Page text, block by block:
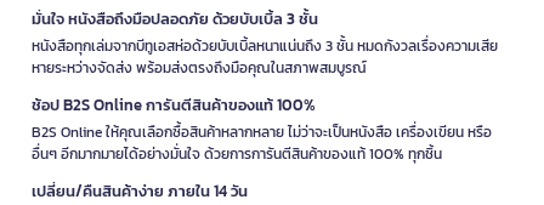
มั่นใจ หนังสือถึงมือปลอดภัย ด้วยบับเบิ้ล 3 ชั้น
หนังสือทุกเล่มจากบีทูเอสห่อด้วยบับเบิ้ลหนาแน่นถึง 3 ชั้น หมดกังวลเรื่องความเสีย
หายระหว่างจัดส่ง พร้อมส่งตรงถึงมือคุณในสภาพสมบูรณ์
ช้อป B2S Online การันตีสินค้าของแท้ 100%
B2S Online ให้คุณเลือกซื้อสินค้าหลากหลาย ไม่ว่าจะเป็นหนังสือ เครื่องเขียน หรือ
อื่นๆ อีกมากมายได้อย่างมั่นใจ ด้วยการการันตีสินค้าของแท้ 100% ทุกชิ้น
เปลี่ยน/คืนสินค้าง่าย ภายใน 14 วัน